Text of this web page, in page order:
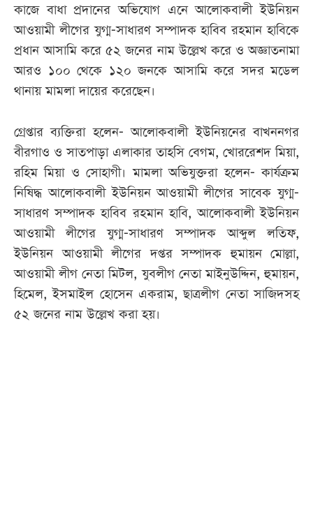
কাজে বাধা প্রদানের অভিযোগ এনে আলোকবালী ইউনিয়ন
আওয়ামী লীগের যুগ্ম-সাধারণ সম্পাদক হাবিব রহমান হাবিকে
প্রধান আসামি করে ৫২ জনের নাম উল্লেখ করে ও অজ্ঞাতনামা
আরও ১০০ থেকে ১২০ জনকে আসামি করে সদর মডেল
থানায় মামলা দায়ের করেছেন।
গ্রেপ্তার ব্যক্তিরা হলেন- আলোকবালী ইউনিয়নের বাখননগর
বীরগাও ও সাতপাড়া এলাকার তাহসি বেগম, খোররেশদ মিয়া,
রহিম মিয়া ও সোহাগী। মামলা অভিযুক্তরা হলেন- কার্যক্রম
নিষিদ্ধ আলোকবালী ইউনিয়ন আওয়ামী লীগের সাবেক যুগ্ম-
সাধারণ সম্পাদক হাবিব রহমান হাবি, আলোকবালী ইউনিয়ন
আওয়ামী লীগের যুগ্ম-সাধারণ সম্পাদক আব্দুল লতিফ,
ইউনিয়ন আওয়ামী লীগের দপ্তর সম্পাদক হুমায়ন মোল্লা,
আওয়ামী লীগ নেতা মিটল, যুবলীগ নেতা মাইনুউদ্দিন, হুমায়ন,
হিমেল, ইসমাইল হোসেন একরাম, ছাত্রলীগ নেতা সাজিদসহ
৫২ জনের নাম উল্লেখ করা হয়।